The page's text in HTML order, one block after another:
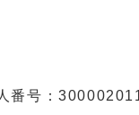
番号：